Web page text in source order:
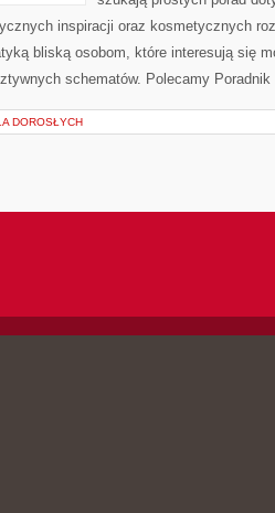
inspiracji oraz kosmetycznych
bliską osobom, które interesują się
schematów. Polecamy
DOROSŁYCH